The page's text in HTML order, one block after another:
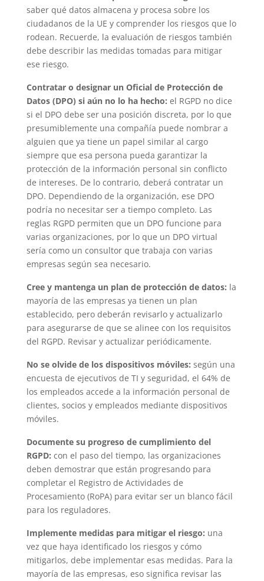
saber qué datos almacena y procesa sobre los
ciudadanos de la UE y comprender los riesgos que lo
rodean. Recuerde, la evaluación de riesgos también
debe describir las medidas tomadas para mitigar
ese riesgo.
Contratar o designar un Oficial de Protección de
Datos (DPO) si aún no lo ha hecho: el RGPD no dice
si el DPO debe ser una posición discreta, por lo que
presumiblemente una compañía puede nombrar a
alguien que ya tiene un papel similar al cargo
siempre que esa persona pueda garantizar la
protección de la información personal sin conflicto
de intereses. De lo contrario, deberá contratar un
DPO. Dependiendo de la organización, ese DPO
podría no necesitar ser a tiempo completo. Las
reglas RGPD permiten que un DPO funcione para
varias organizaciones, por lo que un DPO virtual
sería como un consultor que trabaja con varias
empresas según sea necesario.
Cree y mantenga un plan de protección de datos: la
mayoría de las empresas ya tienen un plan
establecido, pero deberán revisarlo y actualizarlo
para asegurarse de que se alinee con los requisitos
del RGPD. Revisar y actualizar periódicamente.
No se olvide de los dispositivos móviles: según una
encuesta de ejecutivos de TI y seguridad, el 64% de
los empleados accede a la información personal de
clientes, socios y empleados mediante dispositivos
móviles.
Documente su progreso de cumplimiento del
RGPD: con el paso del tiempo, las organizaciones
deben demostrar que están progresando para
completar el Registro de Actividades de
Procesamiento (RoPA) para evitar ser un blanco fácil
para los reguladores.
Implemente medidas para mitigar el riesgo: una
vez que haya identificado los riesgos y cómo
mitigarlos, debe implementar esas medidas. Para la
mayoría de las empresas, eso significa revisar las